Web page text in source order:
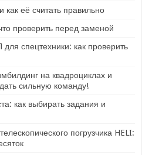
как её считать правильно
проверить перед заменой
спецтехники: как проверить
на квадроциклах и
сильную команду!
как выбирать задания и
погрузчика HELI: